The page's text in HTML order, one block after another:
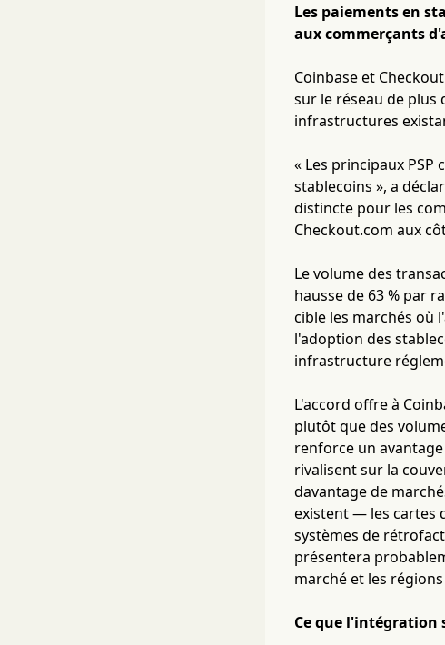
Les paiements en
aux commerçants
Coinbase et
sur le réseau de plus
infrastructures
« Les principaux
stablecoins », a
distincte pour les
Checkout.com aux
Le volume des
hausse de 63 % par
cible les marchés où
l'adoption des
infrastructure
L'accord offre à
plutôt que des
renforce un
rivalisent sur la
davantage de
existent — les cartes
systèmes de
présentera
marché et les
Ce que l'intégration